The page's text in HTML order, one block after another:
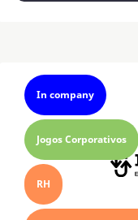
In company
Jogos Corporativos
RH